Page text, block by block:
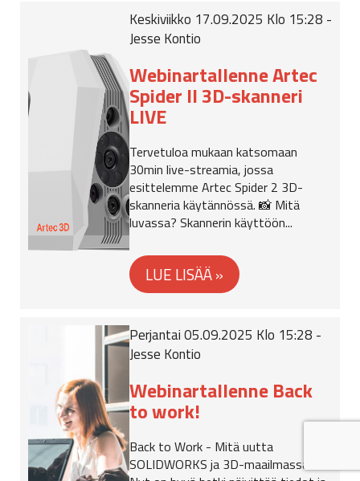
Keskiviikko 17.09.2025 Klo 15:28 -
Jesse Kontio
Webinartallenne Artec
Spider II 3D-skanneri
LIVE
Tervetuloa mukaan katsomaan
30min live-streamia, jossa
esittelemme Artec Spider 2 3D-
skanneria käytännössä. 📸 Mitä
luvassa? Skannerin käyttöön...
Perjantai 05.09.2025 Klo 15:28 -
Jesse Kontio
Webinartallenne Back
to work!
Back to Work - Mitä uutta
SOLIDWORKS ja 3D-maailmassa?